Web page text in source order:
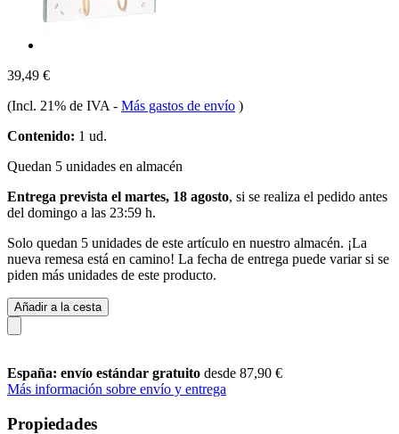
39,49 €
(Incl. 21% de IVA - Más gastos de envío )
Contenido: 1 ud.
Quedan 5 unidades en almacén
Entrega prevista el martes, 18 agosto, si se realiza el pedido antes
del domingo a las 23:59 h.
Solo quedan 5 unidades de este artículo en nuestro almacén. ¡La
nueva remesa está en camino! La fecha de entrega puede variar si se
piden más unidades de este producto.
Añadir a la cesta
España: envío estándar gratuito desde 87,90 €
Más información sobre envío y entrega
Propiedades